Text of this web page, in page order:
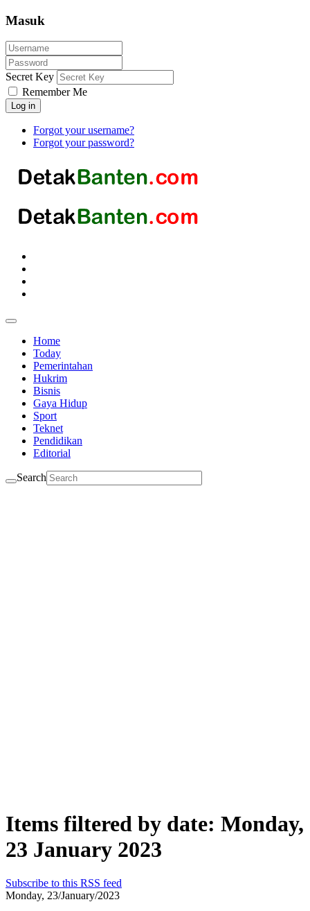
Masuk
Secret Key
Remember Me
Log in
Forgot your username?
Forgot your password?
Home
Today
Pemerintahan
Hukrim
Bisnis
Gaya Hidup
Sport
Teknet
Pendidikan
Editorial
Search
Items filtered by date: Monday,
23 January 2023
Subscribe to this RSS feed
Monday, 23/January/2023